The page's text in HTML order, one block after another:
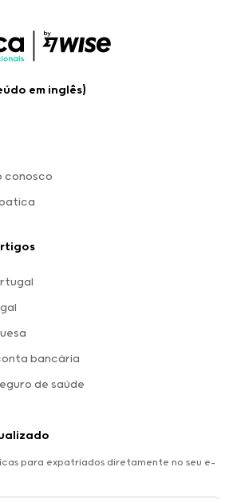
em inglês)
conosco
bancária
de saúde
para expatriados diretamente no seu e-